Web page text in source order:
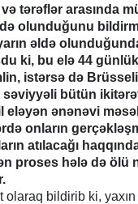
tərəflər arasında
olunduğunu
əldə
ki, bu elə 44
istərsə də
səviyyəli bütün
eləyən ənənəvi
onların
atılacağı
proses hələ də ölü
olaraq bildirib ki,